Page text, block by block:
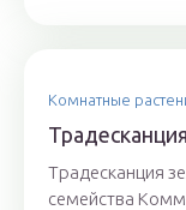
Комнатные
Традесканция
семейства